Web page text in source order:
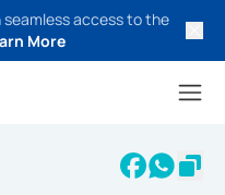
access to the
More